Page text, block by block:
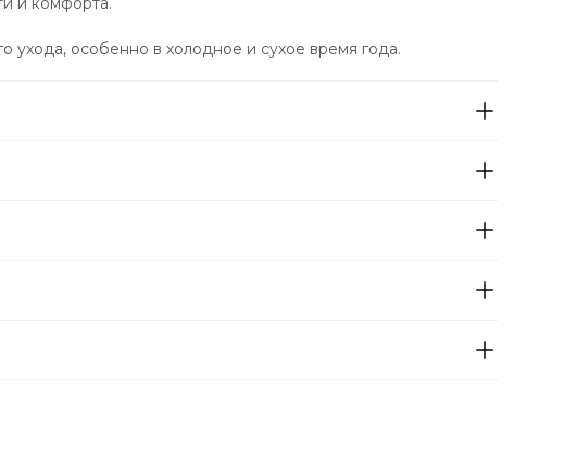
ухода, особенно в холодное и сухое время года.